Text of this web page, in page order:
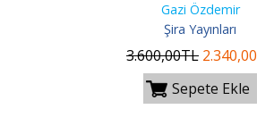
Gazi Özdemir
Şira Yayınları
3.600,00TL 2.340,00
Sepete Ekle